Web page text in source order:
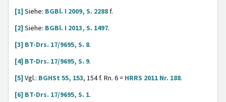
[1] Siehe: BGBl. I 2009, S. 2288f.
[2] Siehe: BGBl. I 2013, S. 1497.
[3] BT-Drs. 17/9695, S. 8.
[4] BT-Drs. 17/9695, S. 9.
[5] Vgl.: BGHSt 55, 153, 154 f. Rn. 6 = HRRS 2011 Nr. 188.
[6] BT-Drs. 17/9695, S. 1.